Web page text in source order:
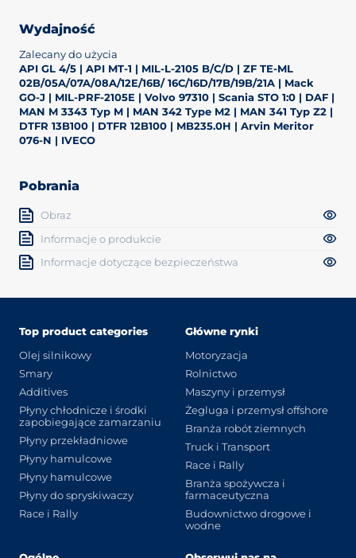
Wydajność
Zalecany do użycia
API GL 4/5 | API MT-1 | MIL-L-2105 B/C/D | ZF TE-ML
02B/05A/07A/08A/12E/16B/ 16C/16D/17B/19B/21A | Mack
GO-J | MIL-PRF-2105E | Volvo 97310 | Scania STO 1:0 | DAF |
MAN M 3343 Typ M | MAN 342 Type M2 | MAN 341 Typ Z2 |
DTFR 13B100 | DTFR 12B100 | MB235.0H | Arvin Meritor
076-N | IVECO
Pobrania
Obraz
Informacje o produkcie
Informacje dotyczące bezpieczeństwa
Top product categories
Olej silnikowy
Smary
Additives
Płyny chłodnicze i środki
zapobiegające zamarzaniu
Płyny przekładniowe
Płyny hamulcowe
Płyny hamulcowe
Płyny do spryskiwaczy
Race i Rally
Główne rynki
Motoryzacja
Rolnictwo
Maszyny i przemysł
Żegluga i przemysł offshore
Branża robót ziemnych
Truck i Transport
Race i Rally
Branża spożywcza i
farmaceutyczna
Budownictwo drogowe i
wodne